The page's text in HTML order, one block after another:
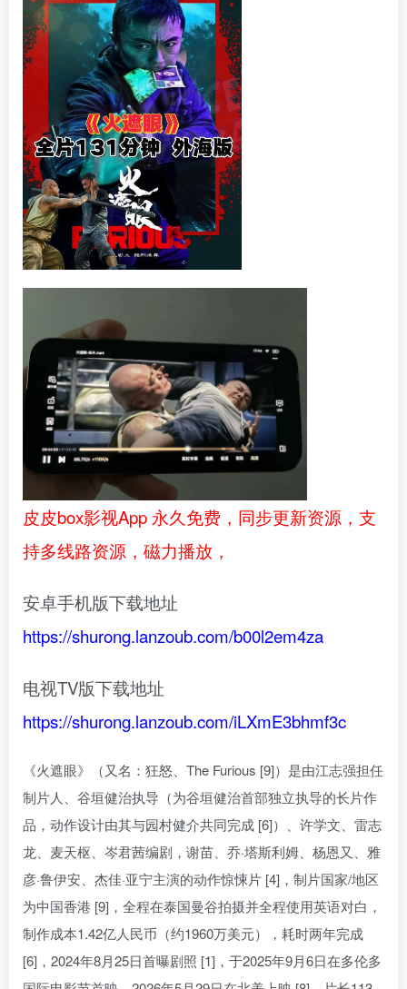
皮皮box影视App 永久免费，同步更新资源，支
持多线路资源，磁力播放，
安卓手机版下载地址
https://shurong.lanzoub.com/b00l2em4za
电视TV版下载地址
https://shurong.lanzoub.com/iLXmE3bhmf3c
《火遮眼》（又名：狂怒、The Furious [9]）是由江志强担任
制片人、谷垣健治执导（为谷垣健治首部独立执导的长片作
品，动作设计由其与园村健介共同完成 [6]）、许学文、雷志
龙、麦天枢、岑君茜编剧，谢苗、乔·塔斯利姆、杨恩又、雅
彦·鲁伊安、杰佳·亚宁主演的动作惊悚片 [4]，制片国家/地区
为中国香港 [9]，全程在泰国曼谷拍摄并全程使用英语对白，
制作成本1.42亿人民币（约1960万美元），耗时两年完成
[6]，2024年8月25日首曝剧照 [1]，于2025年9月6日在多伦多